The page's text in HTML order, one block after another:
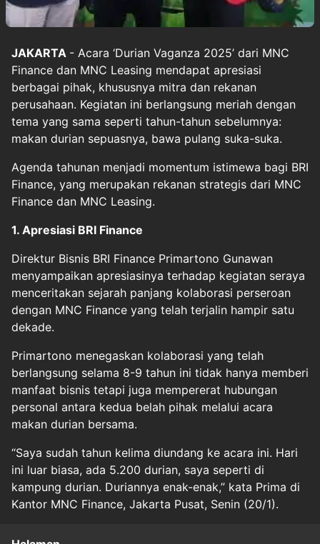
JAKARTA - Acara ‘Durian Vaganza 2025’ dari MNC
Finance dan MNC Leasing mendapat apresiasi
berbagai pihak, khususnya mitra dan rekanan
perusahaan. Kegiatan ini berlangsung meriah dengan
tema yang sama seperti tahun-tahun sebelumnya:
makan durian sepuasnya, bawa pulang suka-suka.
Agenda tahunan menjadi momentum istimewa bagi BRI
Finance, yang merupakan rekanan strategis dari MNC
Finance dan MNC Leasing.
1. Apresiasi BRI Finance
Direktur Bisnis BRI Finance Primartono Gunawan
menyampaikan apresiasinya terhadap kegiatan seraya
menceritakan sejarah panjang kolaborasi perseroan
dengan MNC Finance yang telah terjalin hampir satu
dekade.
Primartono menegaskan kolaborasi yang telah
berlangsung selama 8-9 tahun ini tidak hanya memberi
manfaat bisnis tetapi juga mempererat hubungan
personal antara kedua belah pihak melalui acara
makan durian bersama.
“Saya sudah tahun kelima diundang ke acara ini. Hari
ini luar biasa, ada 5.200 durian, saya seperti di
kampung durian. Duriannya enak-enak,” kata Prima di
Kantor MNC Finance, Jakarta Pusat, Senin (20/1).